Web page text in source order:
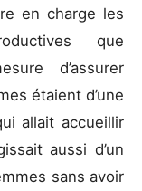
en charge les
que
d’assurer
étaient d’une
allait accueillir
aussi d’un
sans avoir